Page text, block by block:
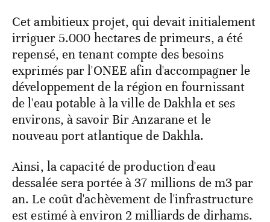
Cet ambitieux projet, qui devait initialement
irriguer 5.000 hectares de primeurs, a été
repensé, en tenant compte des besoins
exprimés par l'ONEE afin d'accompagner le
développement de la région en fournissant
de l'eau potable à la ville de Dakhla et ses
environs, à savoir Bir Anzarane et le
nouveau port atlantique de Dakhla.
Ainsi, la capacité de production d'eau
dessalée sera portée à 37 millions de m3 par
an. Le coût d'achèvement de l'infrastructure
est estimé à environ 2 milliards de dirhams.